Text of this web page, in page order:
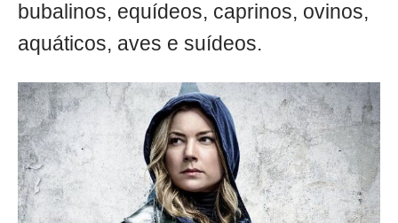
bubalinos, equídeos, caprinos, ovinos,
aquáticos, aves e suídeos.